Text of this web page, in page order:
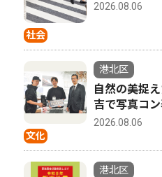
社会
2026.08.06
文化
港北区
自然の美捉
吉で写真コ
2026.08.06
港北区